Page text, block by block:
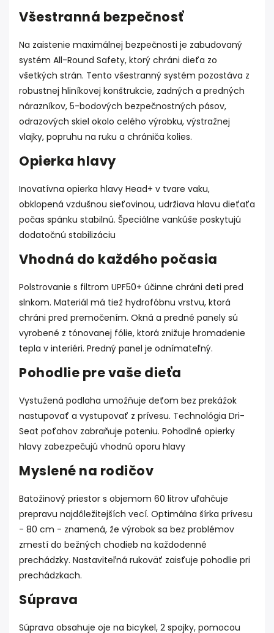
Všestranná bezpečnosť
Na zaistenie maximálnej bezpečnosti je zabudovaný
systém All-Round Safety, ktorý chráni dieťa zo
všetkých strán. Tento všestranný systém pozostáva z
robustnej hliníkovej konštrukcie, zadných a predných
nárazníkov, 5-bodových bezpečnostných pásov,
odrazových skiel okolo celého výrobku, výstražnej
vlajky, popruhu na ruku a chrániča kolies.
Opierka hlavy
Inovatívna opierka hlavy Head+ v tvare vaku,
obklopená vzdušnou sieťovinou, udržiava hlavu dieťaťa
počas spánku stabilnú. Špeciálne vankúše poskytujú
dodatočnú stabilizáciu
Vhodná do každého počasia
Polstrovanie s filtrom UPF50+ účinne chráni deti pred
slnkom. Materiál má tiež hydrofóbnu vrstvu, ktorá
chráni pred premočením. Okná a predné panely sú
vyrobené z tónovanej fólie, ktorá znižuje hromadenie
tepla v interiéri. Predný panel je odnímateľný.
Pohodlie pre vaše dieťa
Vystužená podlaha umožňuje deťom bez prekážok
nastupovať a vystupovať z prívesu. Technológia Dri-
Seat poťahov zabraňuje poteniu. Pohodlné opierky
hlavy zabezpečujú vhodnú oporu hlavy
Myslené na rodičov
Batožinový priestor s objemom 60 litrov uľahčuje
prepravu najdôležitejších vecí. Optimálna šírka prívesu
- 80 cm - znamená, že výrobok sa bez problémov
zmestí do bežných chodieb na každodenné
prechádzky. Nastaviteľná rukoväť zaisťuje pohodlie pri
prechádzkach.
Súprava
Súprava obsahuje oje na bicykel, 2 spojky, pomocou